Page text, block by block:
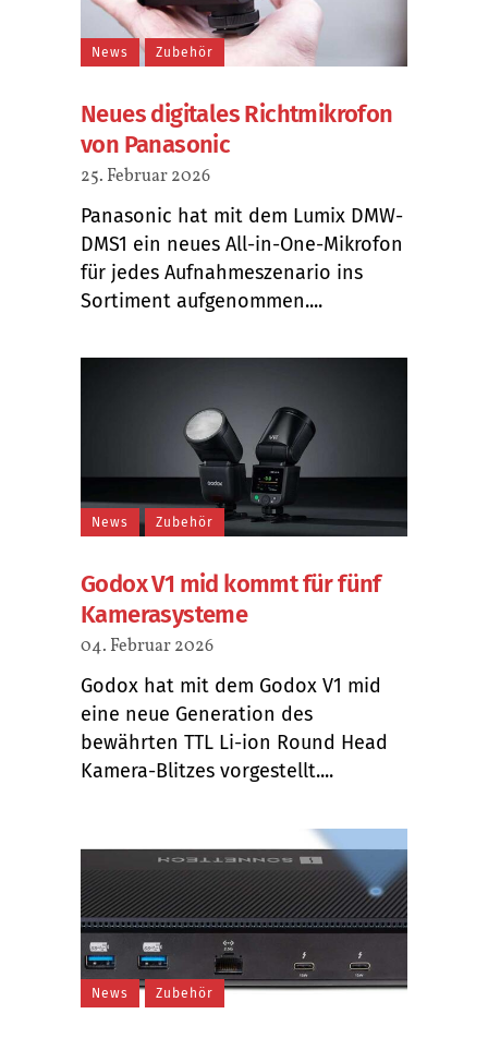
News Zubehör
Neues digitales Richtmikrofon
von Panasonic
25. Februar 2026
Panasonic hat mit dem Lumix DMW-
DMS1 ein neues All-in-One-Mikrofon
für jedes Aufnahmeszenario ins
Sortiment aufgenommen....
News Zubehör
Godox V1 mid kommt für fünf
Kamerasysteme
04. Februar 2026
Godox hat mit dem Godox V1 mid
eine neue Generation des
bewährten TTL Li-ion Round Head
Kamera-Blitzes vorgestellt....
News Zubehör